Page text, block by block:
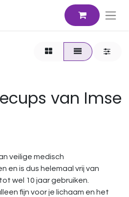
van Imse
veilige medisch
en is dus helemaal vrij van
wel 10 jaar gebruiken.
fijn voor je lichaam en het